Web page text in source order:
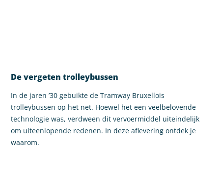
De vergeten trolleybussen
In de jaren ’30 gebuikte de Tramway Bruxellois
trolleybussen op het net. Hoewel het een veelbelovende
technologie was, verdween dit vervoermiddel uiteindelijk
om uiteenlopende redenen. In deze aflevering ontdek je
waarom.